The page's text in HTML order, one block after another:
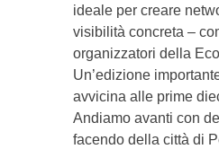
ideale per creare
visibilità concreta –
organizzatori della
Un’edizione
avvicina alle prime
Andiamo avanti con
facendo della città di